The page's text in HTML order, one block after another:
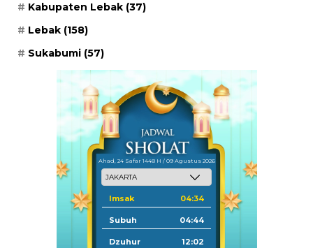
Kabupaten Lebak (37)
Lebak (158)
Sukabumi (57)
Ahad, 24 Safar 1448 H / 09 Agustus 2026
Imsak 04:34
Subuh 04:44
Dzuhur 12:02